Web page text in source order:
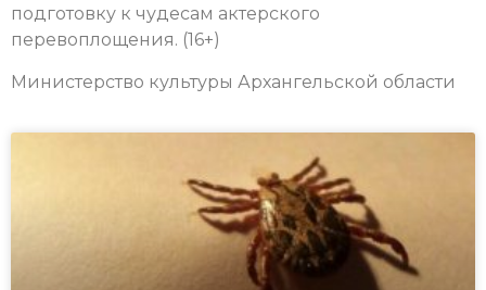
подготовку к чудесам актерского
перевоплощения. (16+)
Министерство культуры Архангельской области